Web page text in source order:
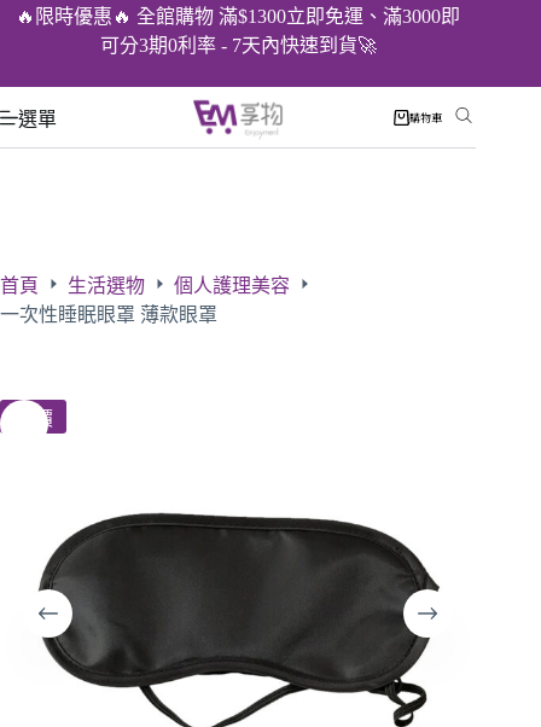
🔥限時優惠🔥 全館購物 滿$1300立即免運、滿3000即
可分3期0利率 - 7天內快速到貨🚀
選單 購物車
首頁 生活選物
個人護理美容
一次性睡眠眼罩 薄款眼罩
特價